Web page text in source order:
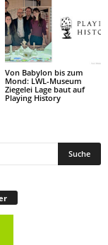
Von Babylon bis zum
Mond: LWL-Museum
Ziegelei Lage baut auf
Playing History